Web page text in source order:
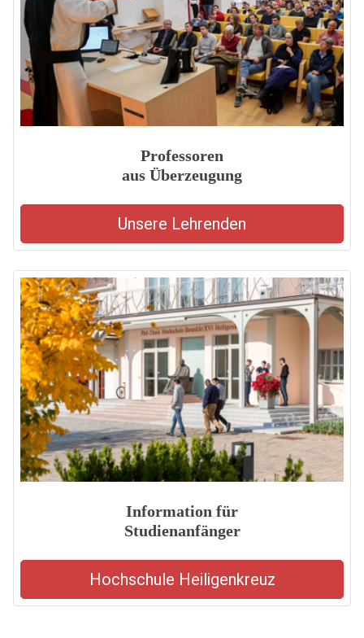
Professoren
aus Überzeugung
Unsere Lehrenden
Information für
Studienanfänger
Hochschule Heiligenkreuz